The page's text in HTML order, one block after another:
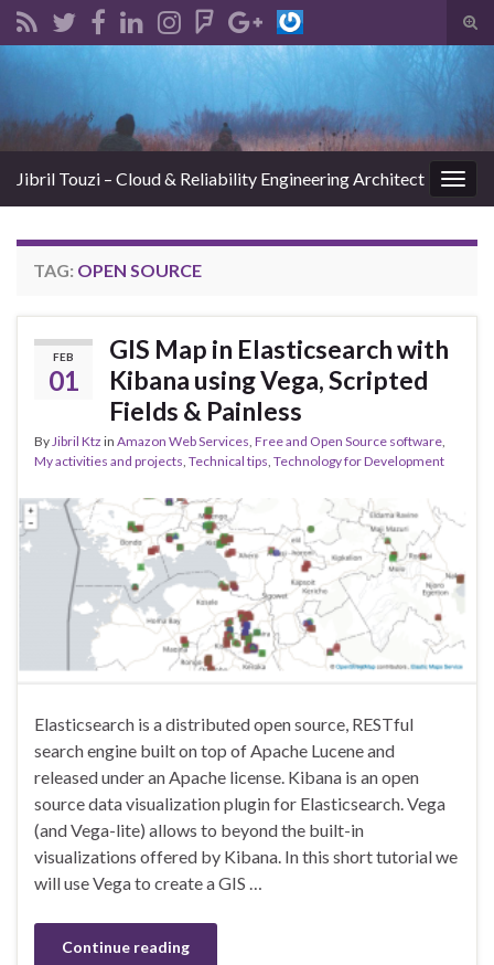
Jibril Touzi – Cloud & Reliability Engineering Architect
TAG: OPEN SOURCE
FEB
01
GIS Map in Elasticsearch with
Kibana using Vega, Scripted
Fields & Painless
By Jibril Ktz in Amazon Web Services Free and Open Source software
My activities and projects Technical tips Technology for Development
Elasticsearch is a distributed open source, RESTful
search engine built on top of Apache Lucene and
released under an Apache license. Kibana is an open
source data visualization plugin for Elasticsearch. Vega
(and Vega-lite) allows to beyond the built-in
visualizations offered by Kibana. In this short tutorial we
will use Vega to create a GIS …
Continue reading